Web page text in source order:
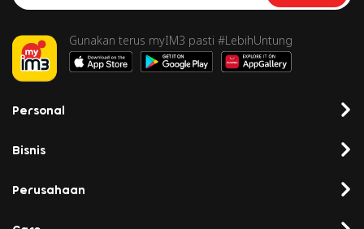
Gunakan terus myIM3 pasti #LebihUntung
Personal
Bisnis
Perusahaan